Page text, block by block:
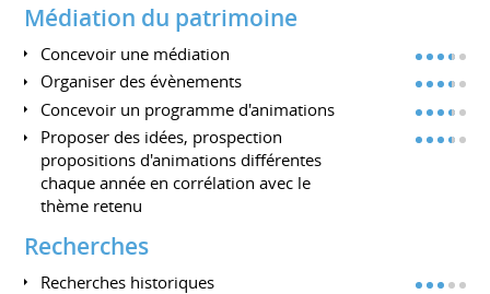
Médiation du patrimoine
Concevoir une médiation
Organiser des évènements
Concevoir un programme d'animations
Proposer des idées, prospection
propositions d'animations différentes
chaque année en corrélation avec le
thème retenu
Recherches
Recherches historiques